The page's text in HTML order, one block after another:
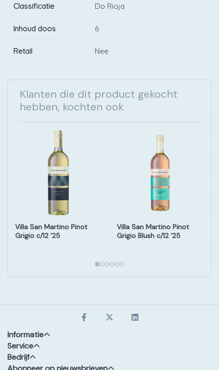
Classificatie Do Rioja
Inhoud doos 6
Retail Nee
Klanten die dit product gekocht
hebben, kochten ook
Villa San Martino Pinot
Grigio c/12 '25
Villa San Martino Pinot
Grigio Blush c/12 '25
Informatie
Service
Bedrijf